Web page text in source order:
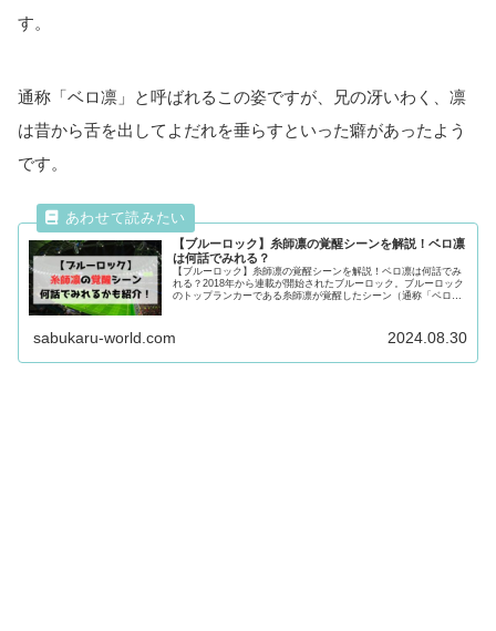
す。
通称「ベロ凛」と呼ばれるこの姿ですが、兄の冴いわく、凛
は昔から舌を出してよだれを垂らすといった癖があったよう
です。
【ブルーロック】糸師凛の覚醒シーンを解説！ベロ凛
は何話でみれる？
【ブルーロック】糸師凛の覚醒シーンを解説！ベロ凛は何話でみ
れる？2018年から連載が開始されたブルーロック。ブルーロック
のトップランカーである糸師凛が覚醒したシーン（通称「ベロ
sabukaru-world.com 2024.08.30